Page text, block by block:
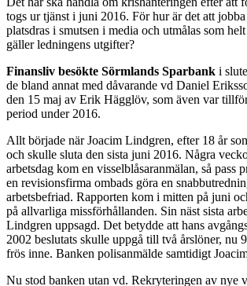
togs ur tjänst i juni 2016. För hur är det att
platsdras i smutsen i media och utmålas som
gäller ledningens utgifter?
Finansliv besökte Sörmlands Sparbank i
de bland annat med dåvarande vd Daniel
den 15 maj av Erik Hägglöv, som även var
period under 2016.
Allt började när Joacim Lindgren, efter 18 år
och skulle sluta den sista juni 2016. Några
arbetsdag kom en visselblåsar­anmälan, så pass
en revisionsfirma ombads göra en
arbetsbefriad. Rapporten kom i mitten på juni
på allvarliga missför­hållanden. Sin näst sista
Lindgren uppsagd. Det betydde att hans
2002 beslutats skul­le uppgå till två årslöner, nu
frös inne. Ban­ken polisanmälde samtidigt
Nu stod banken utan vd. Rekry­teringen av nye